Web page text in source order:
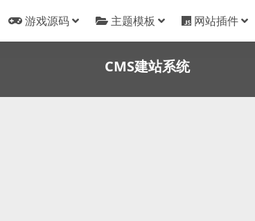
游戏源码 主题模板 网站插件
CMS建站系统